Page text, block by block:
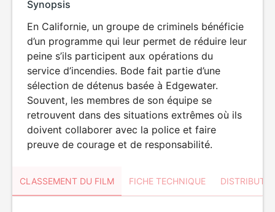
Synopsis
En Californie, un groupe de criminels bénéficie
d’un programme qui leur permet de réduire leur
peine s’ils participent aux opérations du
service d’incendies. Bode fait partie d’une
sélection de détenus basée à Edgewater.
Souvent, les membres de son équipe se
retrouvent dans des situations extrêmes où ils
doivent collaborer avec la police et faire
preuve de courage et de responsabilité.
CLASSEMENT DU FILM FICHE TECHNIQUE